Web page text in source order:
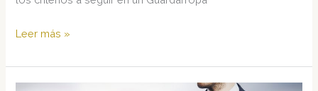
Mujeres:
Ejecutivo
Leer más »